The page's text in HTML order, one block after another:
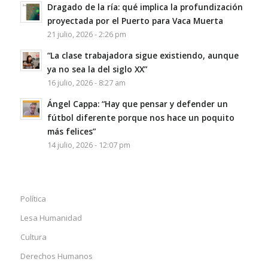
Dragado de la ría: qué implica la profundización
proyectada por el Puerto para Vaca Muerta
21 julio, 2026 - 2:26 pm
“La clase trabajadora sigue existiendo, aunque
ya no sea la del siglo XX”
16 julio, 2026 - 8:27 am
Ángel Cappa: “Hay que pensar y defender un
fútbol diferente porque nos hace un poquito
más felices”
14 julio, 2026 - 12:07 pm
Política
Lesa Humanidad
Cultura
Derechos Humanos